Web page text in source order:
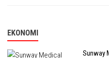
EKONOMI
Sunway